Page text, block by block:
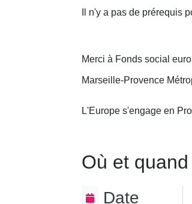
Il n'y a pas de prérequis
Merci à Fonds social
Marseille-Provence
L'Europe s'engage en
Où et quand
Date